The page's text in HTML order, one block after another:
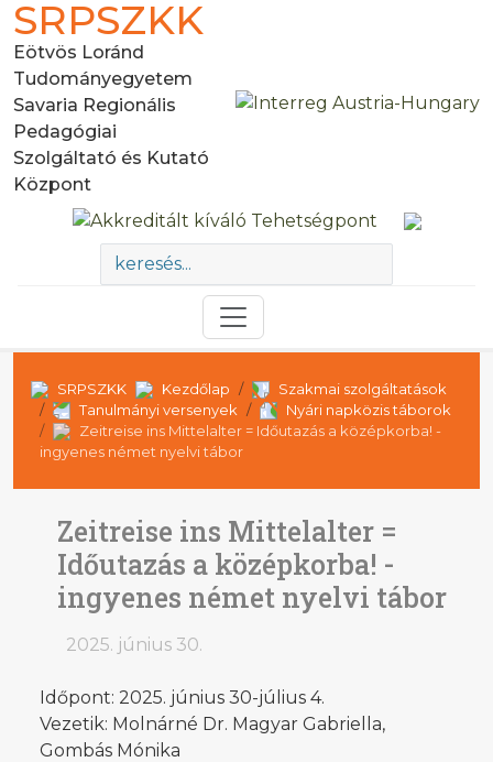
SRPSZKK
Eötvös Loránd
Tudományegyetem
Savaria Regionális
Pedagógiai
Szolgáltató és Kutató
Központ
SRPSZKK Kezdőlap
Szakmai szolgáltatások
Tanulmányi versenyek
Nyári napközis táborok
Zeitreise ins Mittelalter = Időutazás a középkorba! -
ingyenes német nyelvi tábor
Zeitreise ins Mittelalter =
Időutazás a középkorba! -
ingyenes német nyelvi tábor
2025. június 30.
Időpont: 2025. június 30-július 4.
Vezetik: Molnárné Dr. Magyar Gabriella,
Gombás Mónika